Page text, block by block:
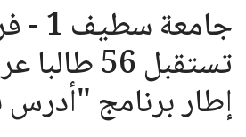
تستقبل 56
إطار برنامج "أدرس